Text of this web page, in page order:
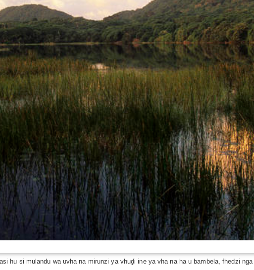
hu si mulandu wa uvha na mirunzi ya vhuḓi ine ya vha na ha u bambela, fhedzi